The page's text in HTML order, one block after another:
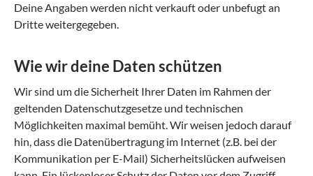
Deine Angaben werden nicht verkauft oder unbefugt an
Dritte weitergegeben.
Wie wir deine Daten schützen
Wir sind um die Sicherheit Ihrer Daten im Rahmen der
geltenden Datenschutzgesetze und technischen
Möglichkeiten maximal bemüht. Wir weisen jedoch darauf
hin, dass die Datenübertragung im Internet (z.B. bei der
Kommunikation per E-Mail) Sicherheitslücken aufweisen